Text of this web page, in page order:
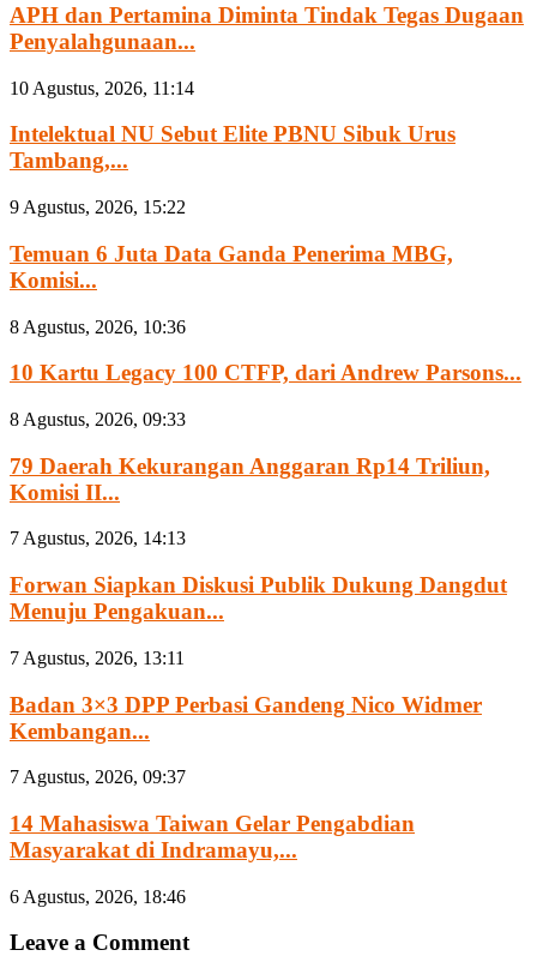
APH dan Pertamina Diminta Tindak Tegas Dugaan
Penyalahgunaan...
10 Agustus, 2026, 11:14
Intelektual NU Sebut Elite PBNU Sibuk Urus
Tambang,...
9 Agustus, 2026, 15:22
Temuan 6 Juta Data Ganda Penerima MBG,
Komisi...
8 Agustus, 2026, 10:36
10 Kartu Legacy 100 CTFP, dari Andrew Parsons...
8 Agustus, 2026, 09:33
79 Daerah Kekurangan Anggaran Rp14 Triliun,
Komisi II...
7 Agustus, 2026, 14:13
Forwan Siapkan Diskusi Publik Dukung Dangdut
Menuju Pengakuan...
7 Agustus, 2026, 13:11
Badan 3×3 DPP Perbasi Gandeng Nico Widmer
Kembangan...
7 Agustus, 2026, 09:37
14 Mahasiswa Taiwan Gelar Pengabdian
Masyarakat di Indramayu,...
6 Agustus, 2026, 18:46
Leave a Comment